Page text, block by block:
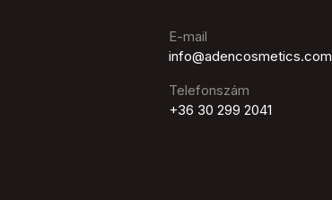
E-mail
info@adencosmetics.com
Telefonszám
+36 30 299 2041